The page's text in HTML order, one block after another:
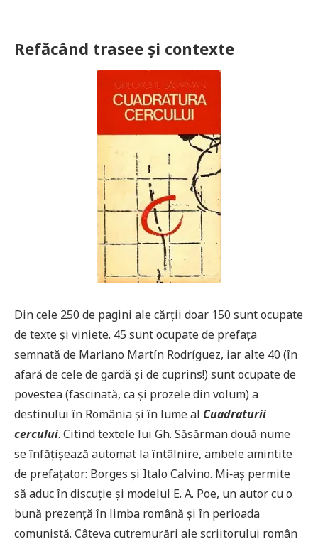
Refăcând trasee şi contexte
Din cele 250 de pagini ale cărţii doar 150 sunt ocupate
de texte şi viniete. 45 sunt ocupate de prefaţa
semnată de Mariano Martín Rodríguez, iar alte 40 (în
afară de cele de gardă şi de cuprins!) sunt ocupate de
povestea (fascinată, ca şi prozele din volum) a
destinului în România şi în lume al Cuadraturii
cercului. Citind textele lui Gh. Săsărman două nume
se înfăţişează automat la întâlnire, ambele amintite
de prefaţator: Borges şi Italo Calvino. Mi‑aş permite
să aduc în discuţie şi modelul E. A. Poe, un autor cu o
bună prezenţă în limba română şi în perioada
comunistă. Câteva cutremurări ale scriitorului român